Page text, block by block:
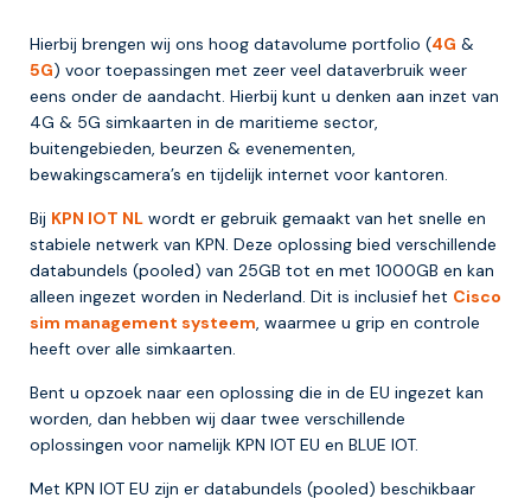
Hierbij brengen wij ons hoog datavolume portfolio (4G &
5G) voor toepassingen met zeer veel dataverbruik weer
eens onder de aandacht. Hierbij kunt u denken aan inzet van
4G & 5G simkaarten in de maritieme sector,
buitengebieden, beurzen & evenementen,
bewakingscamera’s en tijdelijk internet voor kantoren.
Bij KPN IOT NL wordt er gebruik gemaakt van het snelle en
stabiele netwerk van KPN. Deze oplossing bied verschillende
databundels (pooled) van 25GB tot en met 1000GB en kan
alleen ingezet worden in Nederland. Dit is inclusief het Cisco
sim management systeem, waarmee u grip en controle
heeft over alle simkaarten.
Bent u opzoek naar een oplossing die in de EU ingezet kan
worden, dan hebben wij daar twee verschillende
oplossingen voor namelijk KPN IOT EU en BLUE IOT.
Met KPN IOT EU zijn er databundels (pooled) beschikbaar